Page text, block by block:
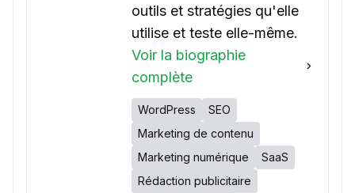
outils et stratégies qu'elle
utilise et teste elle-même.
Voir la biographie
complète
WordPress
SEO
Marketing de contenu
Marketing numérique
SaaS
Rédaction publicitaire